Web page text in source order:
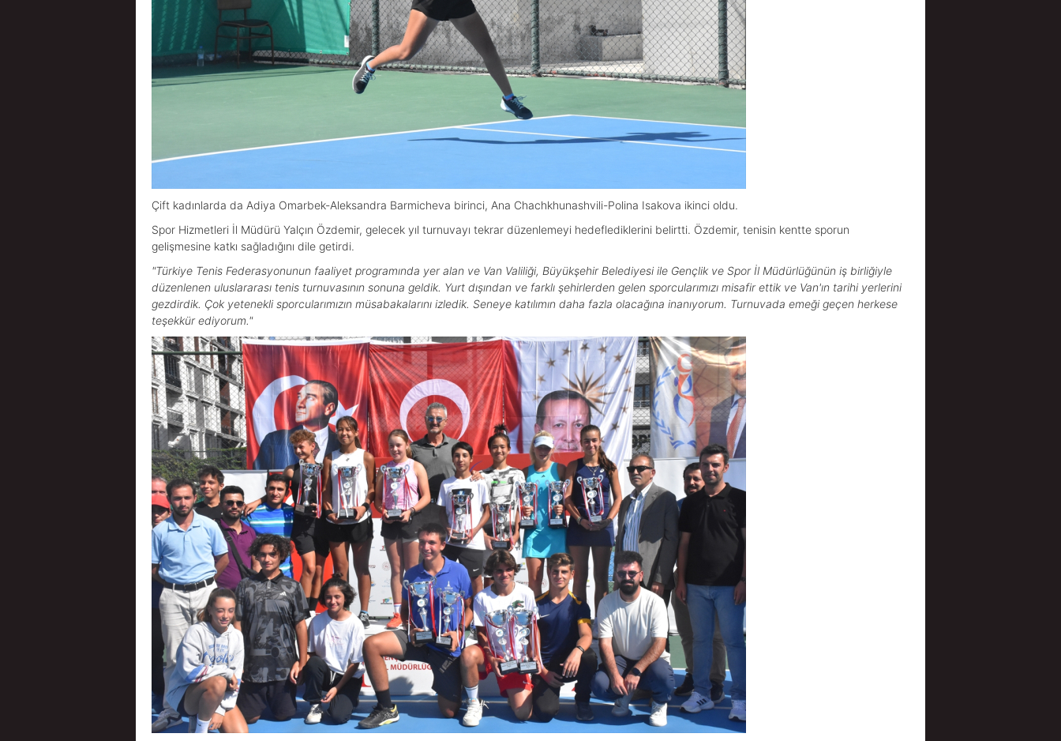
Çift kadınlarda da Adiya Omarbek-Aleksandra Barmicheva birinci, Ana Chachkhunashvili-Polina Isakova ikinci oldu.
Spor Hizmetleri İl Müdürü Yalçın Özdemir, gelecek yıl turnuvayı tekrar düzenlemeyi hedeflediklerini belirtti. Özdemir, tenisin kentte sporun
gelişmesine katkı sağladığını dile getirdi.
"Türkiye Tenis Federasyonunun faaliyet programında yer alan ve Van Valiliği, Büyükşehir Belediyesi ile Gençlik ve Spor İl Müdürlüğünün iş birliğiyle
düzenlenen uluslararası tenis turnuvasının sonuna geldik. Yurt dışından ve farklı şehirlerden gelen sporcularımızı misafir ettik ve Van'ın tarihi yerlerini
gezdirdik. Çok yetenekli sporcularımızın müsabakalarını izledik. Seneye katılımın daha fazla olacağına inanıyorum. Turnuvada emeği geçen herkese
teşekkür ediyorum."